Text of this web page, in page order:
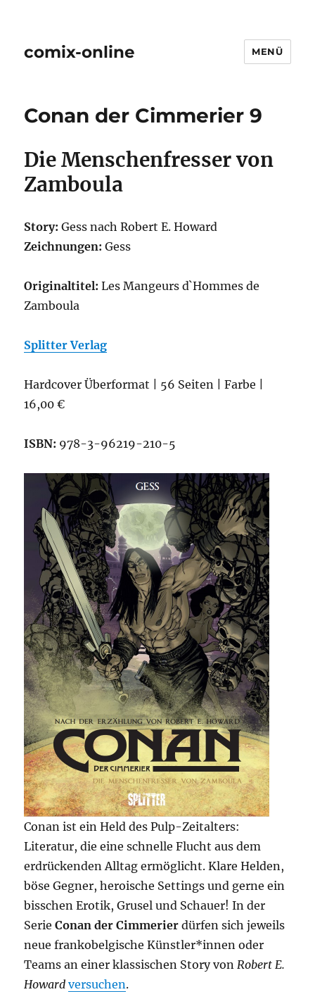
comix-online MENÜ
Conan der Cimmerier 9
Die Menschenfresser von
Zamboula
Story:Gess nach Robert E. Howard
Zeichnungen:Gess
Originaltitel:Les Mangeurs d`Hommes de
Zamboula
Splitter Verlag
Hardcover Überformat | 56 Seiten | Farbe |
16,00 €
ISBN: 978-3-96219-210-5
Conan ist ein Held des Pulp-Zeitalters:
Literatur, die eine schnelle Flucht aus dem
erdrückenden Alltag ermöglicht. Klare Helden,
böse Gegner, heroische Settings und gerne ein
bisschen Erotik, Grusel und Schauer! In der
SerieConan der Cimmerier dürfen sich jeweils
neue frankobelgische Künstler*innen oder
Teams an einer klassischen Story vonRobert E.
Howard versuchen.